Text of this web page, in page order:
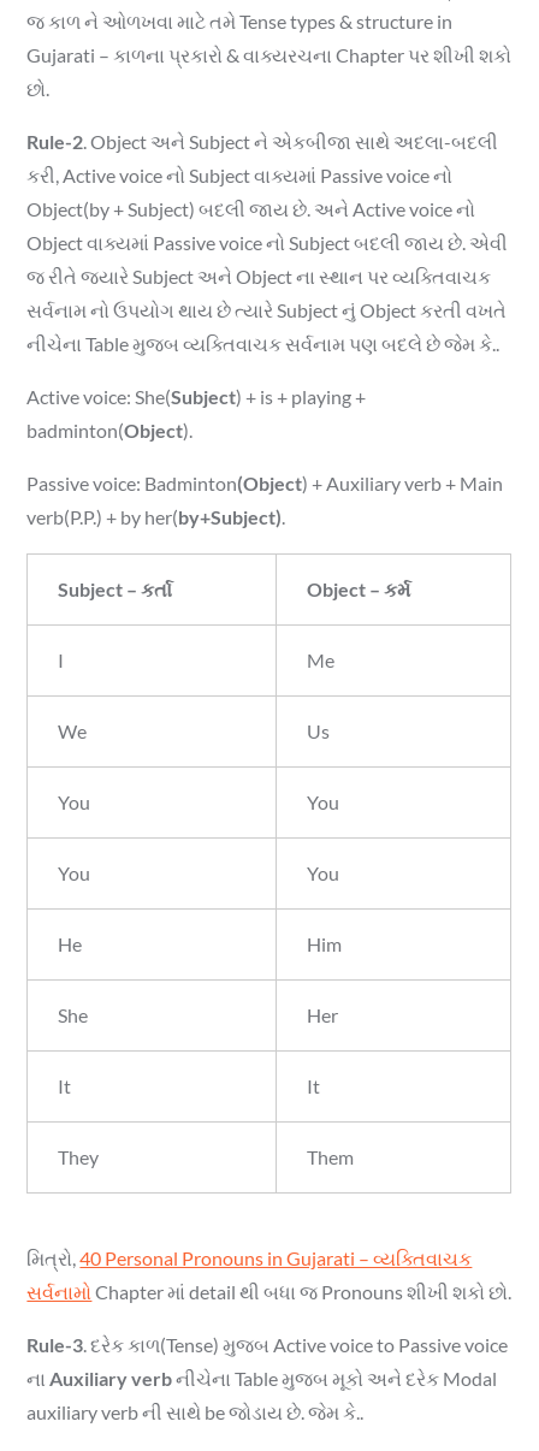
જ કાળ ને ઓળખવા માટે તમે Tense types & structure in
Gujarati – કાળના પ્રકારો & વાક્યરચના Chapter પર શીખી શકો
છો.
Rule-2 . Object અને Subject ને એકબીજા સાથે અદલા-બદલી
કરી, Active voice નો Subject વાક્યમાં Passive voice નો
Object(by + Subject) બદલી જાય છે. અને Active voice નો
Object વાક્યમાં Passive voice નો Subject બદલી જાય છે. એવી
જ રીતે જ્યારે Subject અને Object ના સ્થાન પર વ્યક્તિવાચક
સર્વનામ નો ઉપયોગ થાય છે ત્યારે Subject નું Object કરતી વખતે
નીચેના Table મુજબ વ્યક્તિવાચક સર્વનામ પણ બદલે છે જેમ કે..
Active voice: She(Subject) + is + playing +
badminton(Object).
Passive voice: Badminton(Object) + Auxiliary verb + Main
verb(P.P.) + by her(by+Subject)
Subject – કર્તા Object – કર્મ
I Me
We Us
You You
You You
He Him
She Her
It It
They Them
મિત્રો,40 Personal Pronouns in Gujarati – વ્યક્તિવાચક
સર્વનામો Chapter માં detail થી બધા જ Pronouns શીખી શકો છો.
Rule-3 . દરેક કાળ(Tense) મુજબ Active voice to Passive voice
ના Auxiliary verbનીચેના Table મુજબ મૂકો અને દરેક Modal
auxiliary verb ની સાથે be જોડાય છે. જેમ કે..